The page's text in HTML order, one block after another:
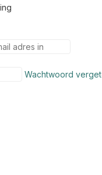
Wachtwoord